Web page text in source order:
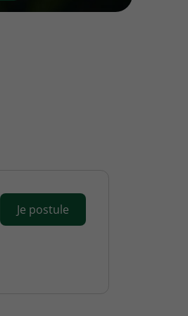
Je postule